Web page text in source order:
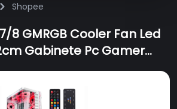
Shopee
GMRGB Cooler Fan Led
Gabinete Pc Gamer